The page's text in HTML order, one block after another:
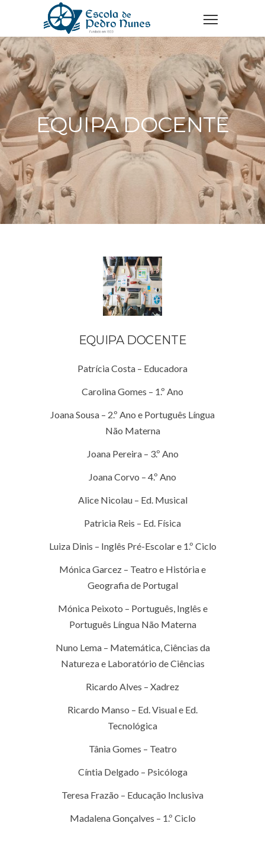
EQUIPA DOCENTE
EQUIPA DOCENTE
Patrícia Costa – Educadora
Carolina Gomes – 1.º Ano
Joana Sousa – 2.º Ano e Português Língua
Não Materna
Joana Pereira – 3.º Ano
Joana Corvo – 4.º Ano
Alice Nicolau – Ed. Musical
Patricia Reis – Ed. Física
Luiza Dinis – Inglês Pré-Escolar e 1.º Ciclo
Mónica Garcez – Teatro e História e
Geografia de Portugal
Mónica Peixoto – Português, Inglês e
Português Língua Não Materna
Nuno Lema – Matemática, Ciências da
Natureza e Laboratório de Ciências
Ricardo Alves – Xadrez
Ricardo Manso – Ed. Visual e Ed.
Tecnológica
Tânia Gomes – Teatro
Cíntia Delgado – Psicóloga
Teresa Frazão – Educação Inclusiva
Madalena Gonçalves – 1.º Ciclo